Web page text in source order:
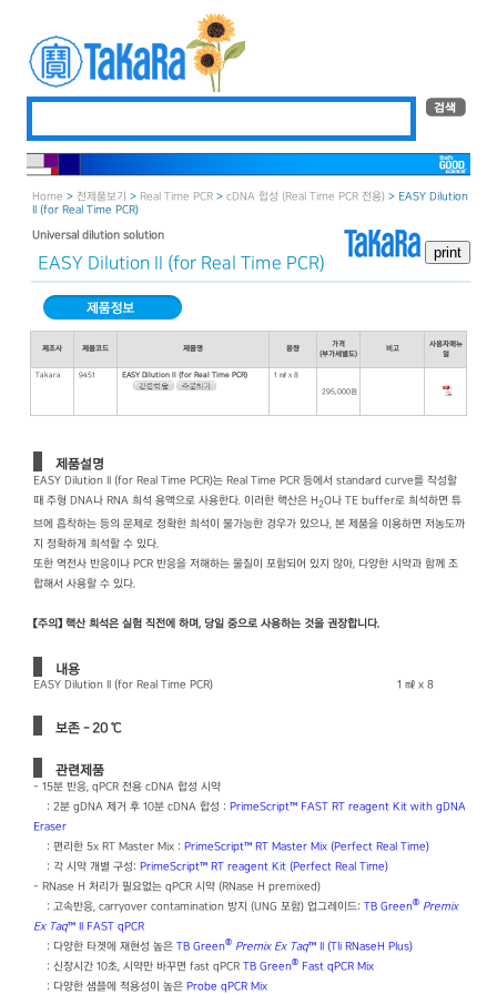
Home > 전제품보기 > Real Time PCR > cDNA 합성 (Real Time PCR 전용) > EASY Dilution
II (for Real Time PCR)
Universal dilution solution
EASY Dilution II (for Real Time PCR)
제조사 제품코드 제품명 용량
가격
(부가세별도)
비고
사용자매뉴
얼
Takara 9451 EASY Dilution II (for Real Time PCR) 1 ㎖ x 8
295,000원
제품설명
EASY Dilution II (for Real Time PCR)는 Real Time PCR 등에서 standard curve를 작성할
때 주형 DNA나 RNA 희석 용액으로 사용한다. 이러한 핵산은 H2O나 TE buffer로 희석하면 튜
브에 흡착하는 등의 문제로 정확한 희석이 불가능한 경우가 있으나, 본 제품을 이용하면 저농도까
지 정확하게 희석할 수 있다.
또한 역전사 반응이나 PCR 반응을 저해하는 물질이 포함되어 있지 않아, 다양한 시약과 함께 조
합해서 사용할 수 있다.
【주의】 핵산 희석은 실험 직전에 하며, 당일 중으로 사용하는 것을 권장합니다.
내용
EASY Dilution II (for Real Time PCR) 1 ㎖ x 8
보존 - 20 ℃
관련제품
- 15분 반응, qPCR 전용 cDNA 합성 시약
: 2분 gDNA 제거 후 10분 cDNA 합성 : PrimeScript™ FAST RT reagent Kit with gDNA
Eraser
: 편리한 5x RT Master Mix : PrimeScript™ RT Master Mix (Perfect Real Time)
: 각 시약 개별 구성: PrimeScript™ RT reagent Kit (Perfect Real Time)
- RNase H 처리가 필요없는 qPCR 시약 (RNase H premixed)
: 고속반응, carryover contamination 방지 (UNG 포함) 업그레이드: TB Green® Premix
Ex Taq™ II FAST qPCR
: 다양한 타겟에 재현성 높은 TB Green® Premix Ex Taq™ II (Tli RNaseH Plus)
: 신장시간 10초, 시약만 바꾸면 fast qPCR TB Green® Fast qPCR Mix
: 다양한 샘플에 적용성이 높은 Probe qPCR Mix